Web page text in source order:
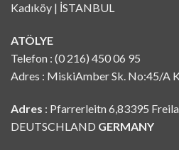
Kadıköy | İSTANBUL
ATÖLYE
Telefon : (0 216) 450 06 95
Adres : MiskiAmber Sk. No:45/A
Adres : Pfarrerleitn 6,83395
DEUTSCHLAND GERMANY